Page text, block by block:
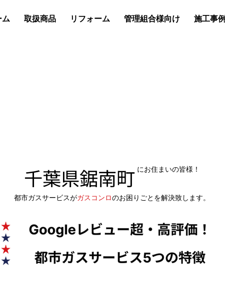
ム 取扱商品 リフォーム 管理組合様向け 施工事例
にお住まいの皆様！
千葉県鋸南町
都市ガスサービスがガスコンロのお困りごとを解決致します。